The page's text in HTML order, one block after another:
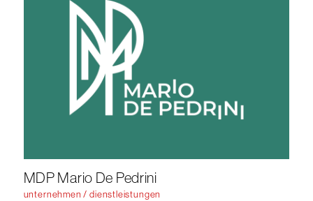
MDP Mario De Pedrini
unternehmen / dienstleistungen